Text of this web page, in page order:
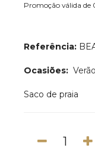
Promoção válida de
Referência:
Ocasiões: Verão
Saco de praia